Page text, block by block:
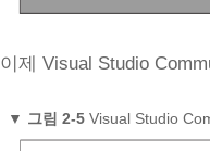
이제 Visual Studio
▼ 그림 2‑5 Visual Studio